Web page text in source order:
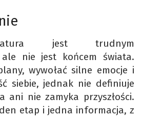
jest trudnym
ale nie jest końcem świata.
wywołać silne emocje i
siebie, jednak nie definiuje
ani nie zamyka przyszłości.
etap i jedna informacja, z